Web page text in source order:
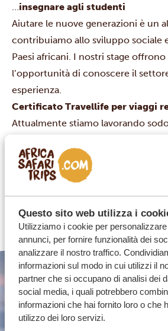
Questo sito web utilizza i
Utilizziamo i cookie per
annunci, per fornire funzionalità dei
analizzare il nostro traffico.
informazioni sul modo in cui utilizzi il
partner che si occupano di analisi dei
social media, i quali potrebbero
informazioni che hai fornito loro o che
utilizzo dei loro servizi.
…insegnare agli studenti
Aiutare le nuove generazioni è un
contribuiamo allo sviluppo sociale
Paesi africani. I nostri stage
l’opportunità di conoscere il
esperienza.
Certificato Travellife per viaggi
Attualmente stiamo lavorando
internazionale per i viaggi
obiettivo importante da
Se hai domande,contattaci.